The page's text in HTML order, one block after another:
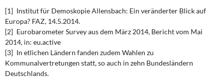
[1] Institut für Demoskopie Allensbach: Ein veränderter Blick auf
Europa? FAZ, 14.5.2014.
[2] Eurobarometer Survey aus dem März 2014, Bericht vom Mai
2014, in: eu.active
[3] In etlichen Ländern fanden zudem Wahlen zu
Kommunalvertretungen statt, so auch in zehn Bundesländern
Deutschlands.